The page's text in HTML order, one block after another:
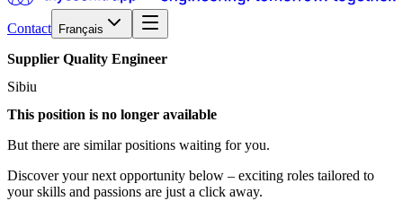
Contact Français
Supplier Quality Engineer
Sibiu
This position is no longer available
But there are similar positions waiting for you.
Discover your next opportunity below – exciting roles tailored to
your skills and passions are just a click away.